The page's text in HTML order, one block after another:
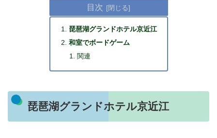
目次
琵琶湖グランドホテル京近江
和室でボードゲーム
関連
琵琶湖グランドホテル京近江